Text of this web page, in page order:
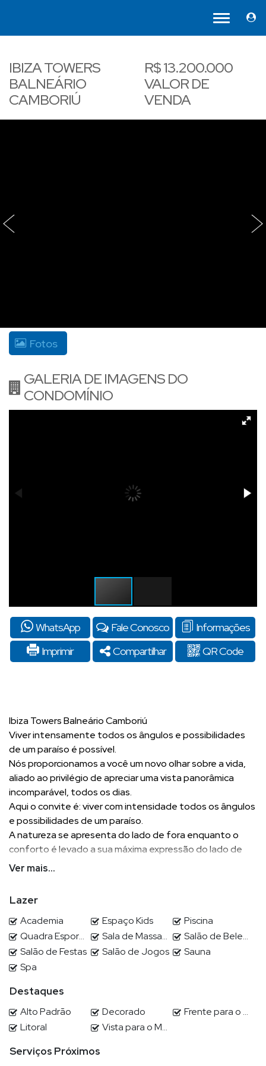
IBIZA TOWERS
BALNEÁRIO
CAMBORIÚ
R$13.200.000
VALOR DE
VENDA
‹ ›
Fotos
GALERIA DE IMAGENS DO
CONDOMÍNIO
WhatsApp Fale Conosco
Informações
Imprimir
Compartilhar QR Code
Ibiza Towers Balneário Camboriú
Viver intensamente todos os ângulos e possibilidades
de um paraíso é possível.
Nós proporcionamos a você um novo olhar sobre a vida,
aliado ao privilégio de apreciar uma vista panorâmica
incomparável, todos os dias.
Aqui o convite é: viver com intensidade todos os ângulos
e possibilidades de um paraíso.
A natureza se apresenta do lado de fora enquanto o
conforto é levado a sua máxima expressão do lado de
dentro. Inovação e classe andam juntas no Ibiza Towers,
Venha conhecer.
Aqui, viver no paraíso é possível!
4 suites sendo a master com hidro e closet
Sala para 4 ambientes
Área de serviço
Dependência de empregada
4 vagas
Ver mais...
Lazer
Academia Espaço Kids
Piscina
Quadra Esportiva
Sala de Massagem
Salão de Beleza
Salão de Festas
Salão de Jogos
Sauna
Spa
Destaques
Alto Padrão Decorado
Frente para o Mar
Litoral
Vista para o Mar
Serviços Próximos